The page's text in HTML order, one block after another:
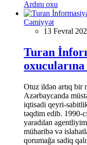
Ardını oxu
Cəmiyyət
13 Fevral
Turan
Otuz ildən artıq bir
Azərbaycanda
iqtisadi qeyri-
təqdim edib. 1990-
yaradılan
müharibə və
qorumağa sadiq